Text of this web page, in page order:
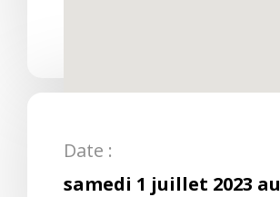
Date :
samedi 1 juillet 2023 au